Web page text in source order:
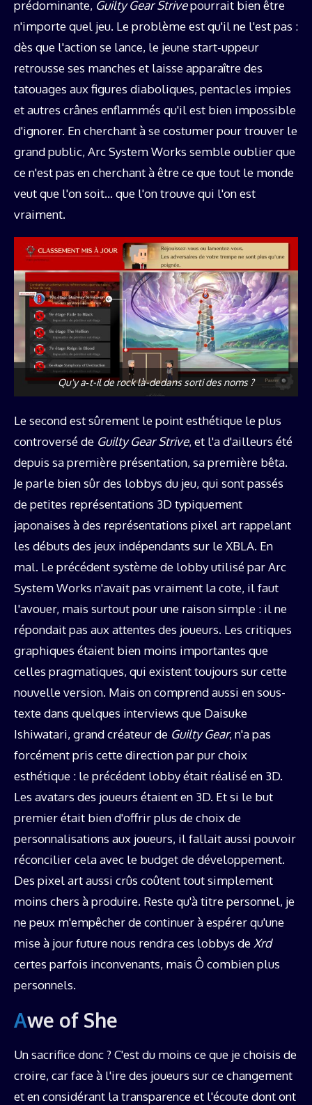
prédominante, Guilty Gear Strivepourrait bien être
n'importe quel jeu. Le problème est qu'il ne l'est pas :
dès que l'action se lance, le jeune start-uppeur
retrousse ses manches et laisse apparaître des
tatouages aux figures diaboliques, pentacles impies
et autres crânes enflammés qu'il est bien impossible
d'ignorer. En cherchant à se costumer pour trouver le
grand public, Arc System Works semble oublier que
ce n'est pas en cherchant à être ce que tout le monde
veut que l'on soit… que l'on trouve qui l'on est
vraiment.
Qu'y a‑t-il de rock là-dedans sorti des noms ?
Le second est sûrement le point esthétique le plus
controversé de Guilty Gear Strive, et l'a d'ailleurs été
depuis sa première présentation, sa première bêta.
Je parle bien sûr des lobbys du jeu, qui sont passés
de petites représentations 3D typiquement
japonaises à des représentations pixel art rappelant
les débuts des jeux indépendants sur le XBLA. En
mal. Le précédent système de lobby utilisé par Arc
System Works n'avait pas vraiment la cote, il faut
l'avouer, mais surtout pour une raison simple : il ne
répondait pas aux attentes des joueurs. Les critiques
graphiques étaient bien moins importantes que
celles pragmatiques, qui existent toujours sur cette
nouvelle version. Mais on comprend aussi en sous-
texte dans quelques interviews que Daisuke
Ishiwatari, grand créateur de Guilty Gear, n'a pas
forcément pris cette direction par pur choix
esthétique : le précédent lobby était réalisé en 3D.
Les avatars des joueurs étaient en 3D. Et si le but
premier était bien d'offrir plus de choix de
personnalisations aux joueurs, il fallait aussi pouvoir
réconcilier cela avec le budget de développement.
Des pixel art aussi crûs coûtent tout simplement
moins chers à produire. Reste qu'à titre personnel, je
ne peux m'empêcher de continuer à espérer qu'une
mise à jour future nous rendra ces lobbys deXrd
certes parfois inconvenants, mais Ô combien plus
personnels.
Awe of She
Un sacrifice donc ? C'est du moins ce que je choisis de
croire, car face à l'ire des joueurs sur ce changement
et en considérant la transparence et l'écoute dont ont